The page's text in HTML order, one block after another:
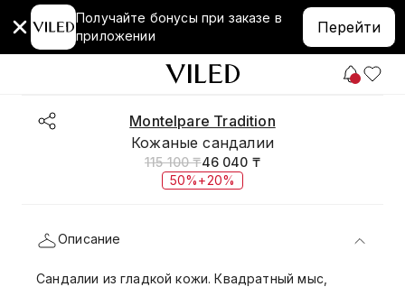
Получайте бонусы при заказе в
приложении
Перейти
Montelpare Tradition
Кожаные сандалии
115 100 ₸46 040 ₸
50%+20%
Описание
Сандалии из гладкой кожи. Квадратный мыс,